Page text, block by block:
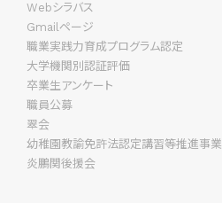
Webシラバス
Gmailページ
職業実践力育成プログラム認定
大学機関別認証評価
卒業生アンケート
職員公募
翠会
幼稚園教諭免許法認定講習等推進事業
炎鵬関後援会